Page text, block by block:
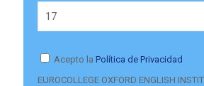
Acepto la Política de Privacidad
EUROCOLLEGE OXFORD ENGLISH